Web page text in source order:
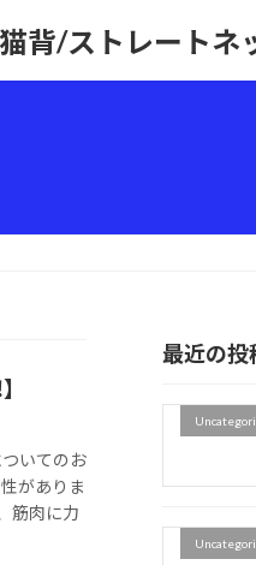
背/ストレート
いてのお
がありま
筋肉に力
最近の投